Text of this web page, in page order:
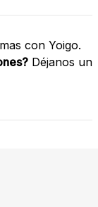
con Yoigo.
Déjanos un